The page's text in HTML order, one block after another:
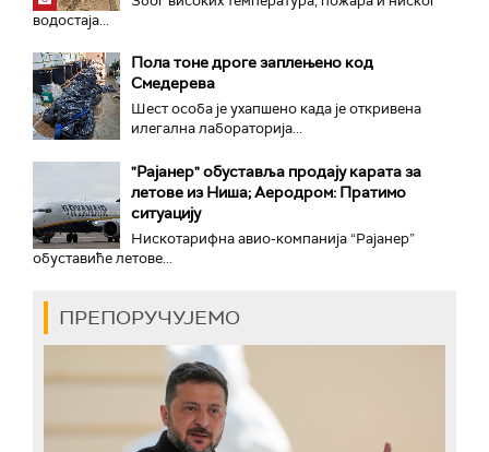
водостаја...
Пола тоне дроге заплењено код
Смедерева
Шест особа је ухапшено када је откривена
илегална лабораторија...
"Рајанер" обуставља продају карата за
летове из Ниша; Аеродром: Пратимо
ситуацију
Нискотарифна авио-компанија “Рајанер”
обуставиће летове...
ПРЕПОРУЧУЈЕМО